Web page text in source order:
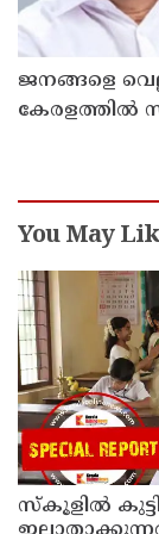
ജനങ്ങളെ
കേരളത്തില്‍
You May
സ്‌കൂളില്‍